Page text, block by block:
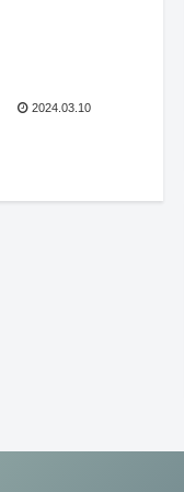
2024.03.10